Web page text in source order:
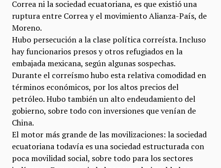
Correa ni la sociedad ecuatoriana, es que existió una
ruptura entre Correa y el movimiento Alianza-País, de
Moreno.
Hubo persecución a la clase política correísta. Incluso
hay funcionarios presos y otros refugiados en la
embajada mexicana, según algunas sospechas.
Durante el correísmo hubo esta relativa comodidad en
términos económicos, por los altos precios del
petróleo. Hubo también un alto endeudamiento del
gobierno, sobre todo con inversiones que venían de
China.
El motor más grande de las movilizaciones: la sociedad
ecuatoriana todavía es una sociedad estructurada con
poca movilidad social, sobre todo para los sectores